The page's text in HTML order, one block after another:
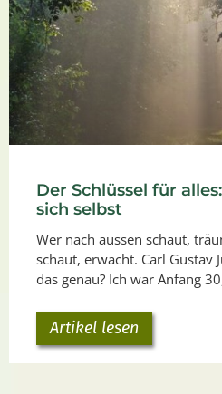
Der Schlüssel für
sich selbst
Wer nach aussen schaut,
schaut, erwacht. Carl Gustav
das genau? Ich war Anfang
Artikel lesen